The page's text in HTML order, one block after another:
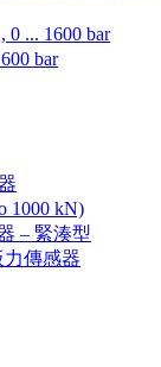
... 1600 bar
bar
1000 kN)
– 緊湊型
力傳感器